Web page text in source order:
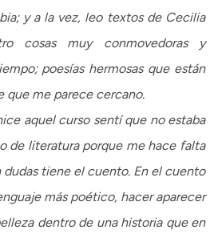
y a la vez, leo textos de Cecilia
cosas muy conmovedoras y
poesías hermosas que están
que me parece cercano.
aquel curso sentí que no estaba
de literatura porque me hace falta
dudas tiene el cuento. En el cuento
más poético, hacer aparecer
dentro de una historia que en